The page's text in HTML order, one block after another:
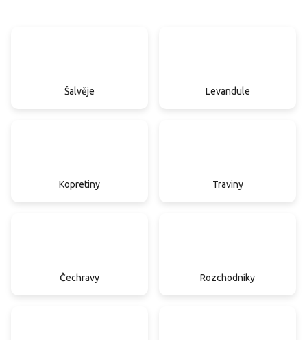
Šalvěje Levandule
Kopretiny Traviny
Čechravy Rozchodníky